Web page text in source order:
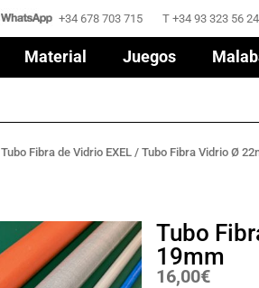
+34 678 703 715 T +34 93 323 56 24
Material Juegos
+34 678 703 715 T +34 93 323 56 24
Material Juegos
Tubo Fibra de Vidrio EXEL / Tubo Fibra Vidrio Ø
Tubo
19mm
16,00€